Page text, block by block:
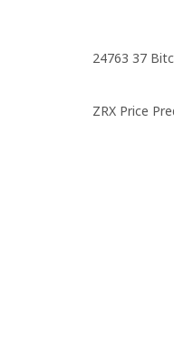
24763 37
ZRX Price